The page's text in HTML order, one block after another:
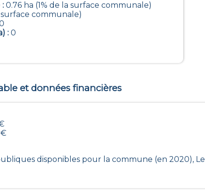
: 0.76 ha (1% de la surface communale)
surface communale)
: 0
et données financières
€
disponibles pour la commune (en 2020), Le